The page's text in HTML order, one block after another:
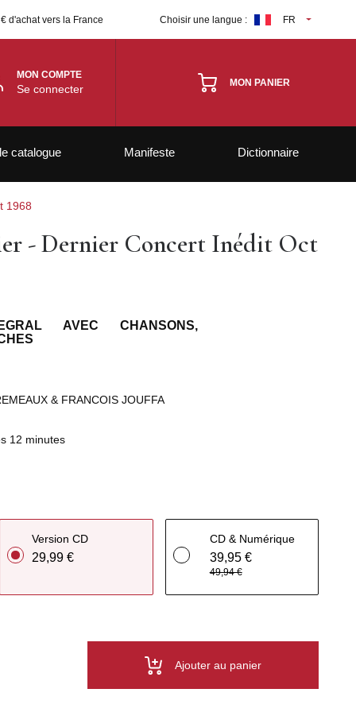
d'achat vers la France Choisir une langue : FR
MON COMPTE
Se connecter MON PANIER
catalogue Manifeste Dictionnaire
1968
- Dernier Concert Inédit Oct
AVEC CHANSONS,
& FRANCOIS JOUFFA
12 minutes
Version CD
29,99 €
CD & Numérique
39,95 €
49,94 €
Ajouter au panier